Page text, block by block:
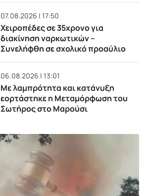
07.08.2026 | 17:50
Χειροπέδες σε 35χρονο για
διακίνηση ναρκωτικών –
Συνελήφθη σε σχολικό προαύλιο
06.08.2026 | 13:01
Με λαμπρότητα και κατάνυξη
εορτάστηκε η Μεταμόρφωση του
Σωτήρος στο Μαρούσι